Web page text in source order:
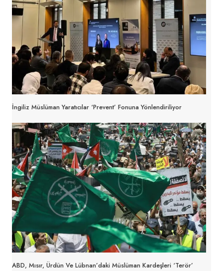
İngiliz Müslüman Yaratıcılar ‘Prevent’ Fonuna Yönlendiriliyor
ABD, Mısır, Ürdün Ve Lübnan’daki Müslüman Kardeşleri ‘terör’